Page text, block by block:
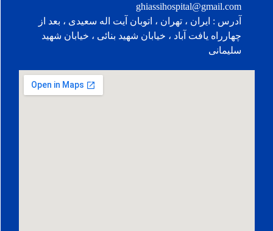
: ایران ، تهران ، اتوبان آيت اله سعيدی ، بعد از
يافت آباد ، خيابان شهيد بنائی ، خيابان شهيد